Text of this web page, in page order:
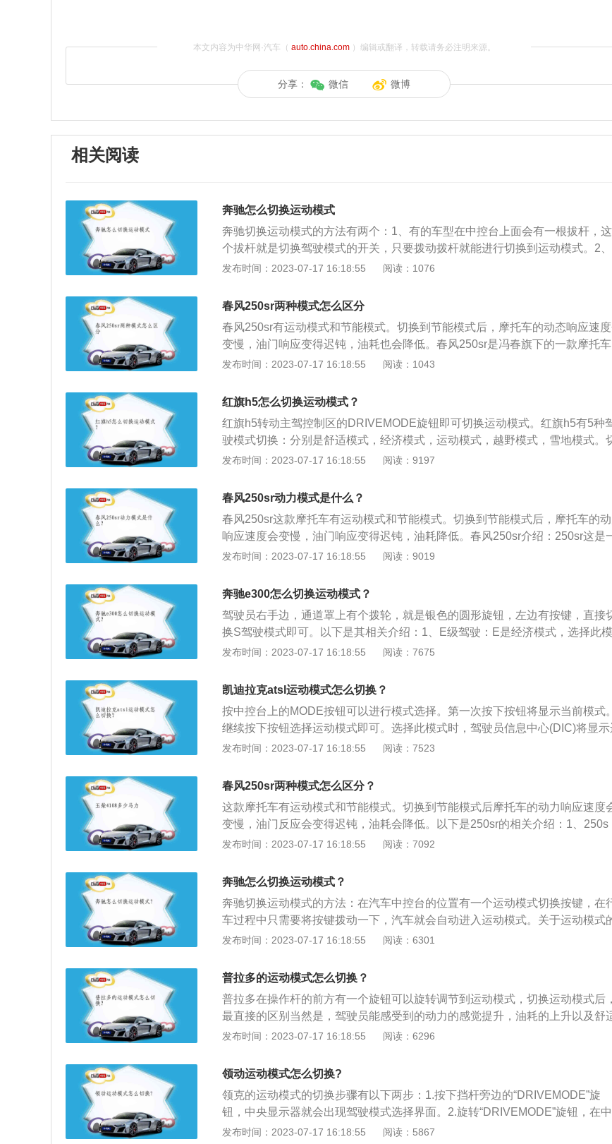
本文内容为中华网·汽车（ auto.china.com）编辑或翻译，转载请务必注明来源。
分享： 微信 微博
相关阅读
奔驰怎么切换运动模式
奔驰切换运动模式的方法有两个：1、有的车型在中控台上面会有一根拔杆，这
个拔杆就是切换驾驶模式的开关，只要拨动拨杆就能进行切换到运动模式。2、
有的车型中控台上一个旋钮，这个旋钮就是切换驾驶模式的开关，只要旋转按钮
的扭矩，增强汽车性能，提高驾驶乐趣，而且变速箱可以自由换挡，再次换挡时
会延迟，这样会让发动机长时间保持高速，汽车也会长时间低速高速行驶，从而
获得更大的扭矩输出和加速度，适用于高速公路、泥地、山路等复杂路况或者
车辆需要装载许多重物时。
发布时间：2023-07-17 16:18:55 阅读：1076
春风250sr两种模式怎么区分
春风250sr有运动模式和节能模式。切换到节能模式后，摩托车的动态响应速
变慢，油门响应变得迟钝，油耗也会降低。春风250sr是冯春旗下的一款摩托车
采用单缸水冷四冲程发动机。250sr的长宽高分别为2010毫米(mm)、750毫米(m
托车使用的单缸发动机最大功率20.5kw，最大功率转速9750rpm，最大扭矩22
米，最大扭矩转速7500rpm。这台发动机的气缸直径为72毫米，冲程为61.2毫
米。这辆摩托车装有滑动离合器。摩托车发动机的工作原理与汽车发动机相似
四冲程汽油机工作时有四个冲程，即进气冲程、压缩冲程、做功冲程和排气冲
程。当发动机处于进气冲程时，进气门将打开，此时，活塞将向下运行以吸入可
上运行以压缩可燃混合物。当发动机处于做功冲程时，进气门和排气门基本关
闭，此时火花塞会点燃可燃混合气。当发动机处于排气冲程时，排气阀将打开
此时，活塞将向上运行以排出废气。
发布时间：2023-07-17 16:18:55 阅读：1043
红旗h5怎么切换运动模式？
红旗h5转动主驾控制区的DRIVEMODE旋钮即可切换运动模式。红旗h5有5种
驶模式切换：分别是舒适模式，经济模式，运动模式，越野模式，雪地模式。
换驾驶模式的时候，仪表盘会出现切换提醒：舒适模式算正常均衡，运动模式动
用，越野模式是野外时使用。车钥匙是全系标配的远程启动配置，使用方便。
发布时间：2023-07-17 16:18:55 阅读：9197
春风250sr动力模式是什么？
春风250sr这款摩托车有运动模式和节能模式。切换到节能模式后，摩托车的动
响应速度会变慢，油门响应变得迟钝，油耗降低。春风250sr介绍：250sr这是
辆冯春旗下的摩托车，采用单缸水冷四冲程发动机。250sr长度、宽度和高度分
单缸发动机最大功率20.5kw，最大功率转速9750rpm，最大扭矩22nm，最大扭
矩转速7500rpm。这台发动机的气缸直径为72毫米，冲程为61.2毫米。经济模
式：经济模式油门响应会更慢，极限转速会更低，骑行会更平稳，振动会更小
共振区间内转速会增加。
发布时间：2023-07-17 16:18:55 阅读：9019
奔驰e300怎么切换运动模式？
驾驶员右手边，通道罩上有个拨轮，就是银色的圆形旋钮，左边有按键，直接
换S驾驶模式即可。以下是其相关介绍：1、E级驾驶：E是经济模式，选择此模
式后在高速行驶状况下松油时发动机时而会自动滑行。即发动机无转速，类似于
般驾驶选用此模式既有动力又不会太费油。但如果温柔地驾驶，油门反应仍偏迟
发布时间：2023-07-17 16:18:55 阅读：7675
凯迪拉克atsl运动模式怎么切换？
按中控台上的MODE按钮可以进行模式选择。第一次按下按钮将显示当前模式。
继续按下按钮选择运动模式即可。选择此模式时，驾驶员信息中心(DIC)将显示
动模式指示灯。以下是相关内容介绍：运动模式：当处于“运动模式”时，车辆仍
档位的时间可能长于正常驾驶模式下的情况。转向系统将发生变化以提供更精确
的控制。如果车辆具有电磁行驶平顺性控制系统，则悬架系统将发生变化以提供
更好的转弯性能。
发布时间：2023-07-17 16:18:55 阅读：7523
春风250sr两种模式怎么区分？
这款摩托车有运动模式和节能模式。切换到节能模式后摩托车的动力响应速度
变慢，油门反应会变得迟钝，油耗会降低。以下是250sr的相关介绍：1、250s
r：是春风旗下的一款摩托车，这款车使用了一台单缸水冷四冲程发动机。2、25
为780毫米。3、这款摩托车：使用的单缸发动机最大功率为20.5kw，最大功率
速为9750转每分钟，最大扭矩为22牛米，最大扭矩转速为7500转每分钟。这款
发动机的缸径为72毫米，行程为61.2毫米。
发布时间：2023-07-17 16:18:55 阅读：7092
奔驰怎么切换运动模式？
奔驰切换运动模式的方法：在汽车中控台的位置有一个运动模式切换按键，在
车过程中只需要将按键拨动一下，汽车就会自动进入运动模式。关于运动模式
更多资料如下：1、切换到运动模式后，汽车的发动机和变速器的运转方式会发
升挡，可以让发动机发挥出最大马力，在不踩油门的状况下，发动机的转速也就
会维持在三千转每分钟上下，而且变速器也就会维持在较低的挡位上，可以让汽
车具有更好的动力响应。2、运动模式较费油，且发动机处于高转速区域的时间
同样较多，经常使用运动模式会加剧发动机的磨损。
发布时间：2023-07-17 16:18:55 阅读：6301
普拉多的运动模式怎么切换？
普拉多在操作杆的前方有一个旋钮可以旋转调节到运动模式，切换运动模式后，
最直接的区别当然是，驾驶员能感受到的动力的感觉提升，油耗的上升以及舒
性的下降。以下是关于运动模式的更多介绍：1、汽车运动模式是使汽车有更大
高发动机转速，使车子保持有足够的扭距，这个时候汽车的性能能够很好体现出
来。2、汽车也会调节其他设置，如悬挂变硬，支撑力大，油门灵敏度更强，发
动机进气增加，同时油耗也会增加。
发布时间：2023-07-17 16:18:55 阅读：6296
领动运动模式怎么切换?
领克的运动模式的切换步骤有以下两步：1.按下挡杆旁边的“DRIVEMODE”旋
钮，中央显示器就会出现驾驶模式选择界面。2.旋转“DRIVEMODE”旋钮，在中
控屏选择驾驶模式，选中“运动模式”运动模式后，按一下该按钮，相应模式即被
发布时间：2023-07-17 16:18:55 阅读：5867